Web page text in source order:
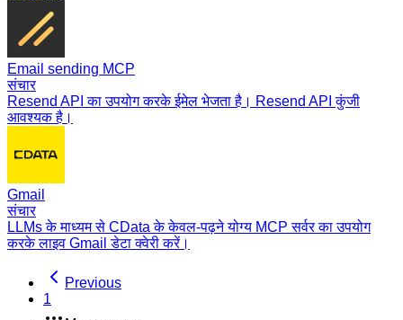
Email sending MCP
संचार
Resend API का उपयोग करके ईमेल भेजता है। Resend API कुंजी
आवश्यक है।
Gmail
संचार
LLMs के माध्यम से CData के केवल-पढ़ने योग्य MCP सर्वर का उपयोग
करके लाइव Gmail डेटा क्वेरी करें।
Previous
1